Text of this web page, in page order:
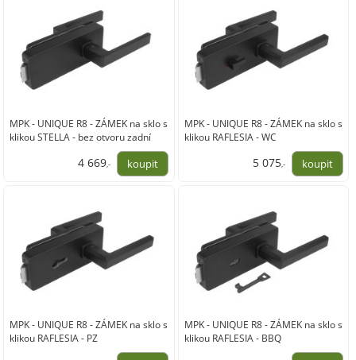
MPK - UNIQUE R8 - ZÁMEK na sklo s
klikou STELLA - bez otvoru zadní
4 669,-
MPK - UNIQUE R8 - ZÁMEK na sklo s
klikou RAFLESIA - WC
5 075,-
MPK - UNIQUE R8 - ZÁMEK na sklo s
klikou RAFLESIA - PZ
MPK - UNIQUE R8 - ZÁMEK na sklo s
klikou RAFLESIA - BBQ